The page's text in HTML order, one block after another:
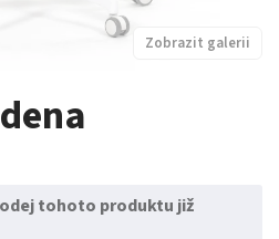
tohoto produktu již
Zobrazit galerii